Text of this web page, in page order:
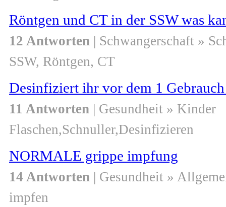
Röntgen und CT in der SSW was
12 Antworten | Schwangerschaft »
SSW, Röntgen, CT
Desinfiziert ihr vor dem 1
11 Antworten | Gesundheit » Kinder
Flaschen,Schnuller,Desinfizieren
NORMALE grippe impfung
14 Antworten | Gesundheit »
impfen